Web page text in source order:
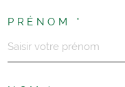
PRÉNOM *